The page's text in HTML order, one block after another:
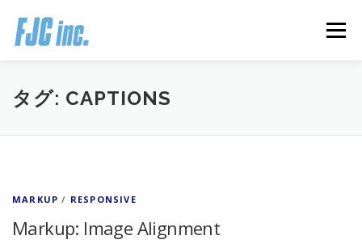
メニュー
HOME ブログ プロフィール
タグ: CAPTIONS
MARKUP / RESPONSIVE
Markup: Image Alignment